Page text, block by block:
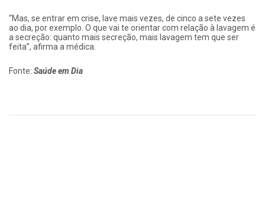
“Mas, se entrar em crise, lave mais vezes, de cinco a sete vezes
ao dia, por exemplo. O que vai te orientar com relação à lavagem é
a secreção: quanto mais secreção, mais lavagem tem que ser
feita”, afirma a médica.
Fonte: Saúde em Dia